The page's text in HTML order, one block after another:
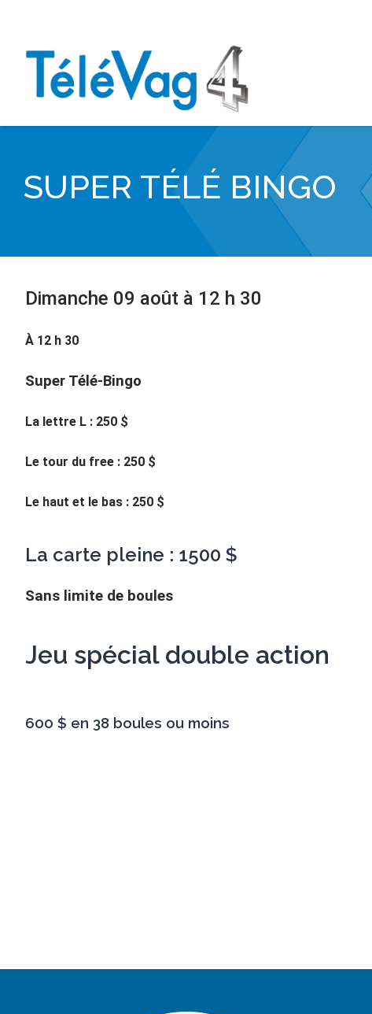
SUPER TÉLÉ BINGO
Dimanche 09 août à 12 h 30
À 12 h 30
Super Télé-Bingo
La lettre L : 250 $
Le tour du free : 250 $
Le haut et le bas : 250 $
La carte pleine : 1500 $
Sans limite de boules
Jeu spécial double action
600 $ en 38 boules ou moins